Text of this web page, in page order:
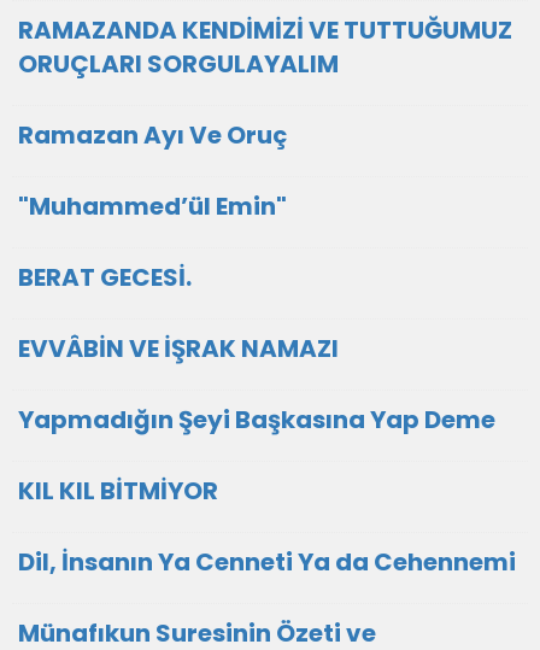
RAMAZANDA KENDİMİZİ VE TUTTUĞUMUZ
ORUÇLARI SORGULAYALIM
Ramazan Ayı Ve Oruç
"Muhammed’ül Emin"
BERAT GECESİ.
EVVÂBİN VE İŞRAK NAMAZI
Yapmadığın Şeyi Başkasına Yap Deme
KIL KIL BİTMİYOR
Dil, İnsanın Ya Cenneti Ya da Cehennemi
Münafıkun Suresinin Özeti ve